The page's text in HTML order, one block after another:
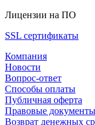
Лицензии на ПО
SSL сертификаты
Компания
Новости
Вопрос-ответ
Способы оплаты
Публичная оферта
Правовые документы
Возврат денежных